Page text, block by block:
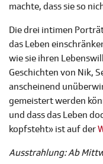
machte, dass sie so
Die drei intimen
das Leben
wie sie ihren
Geschichten von Nik,
anscheinend
gemeistert werden
und dass das Leben
kopfsteht» ist auf der
Ausstrahlung: Ab